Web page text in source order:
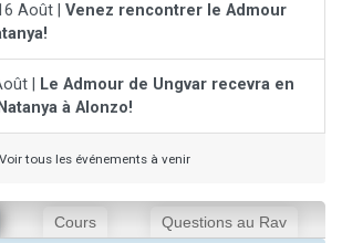
Août | Venez rencontrer le Admour
|
Le Admour de Ungvar recevra en
à Alonzo!
Voir tous les événements à venir
Cours Questions au Rav